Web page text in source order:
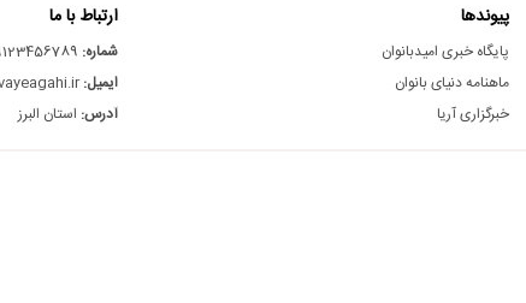
پیوندها
پایگاه خبری امیدبانوان
ماهنامه دنیای بانوان
خبرگزاری آریا
ارتباط با ما
شماره:
ایمیل:
آدرس: استان البرز